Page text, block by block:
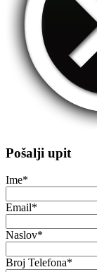
Pošalji upit
Ime*
Email*
Naslov*
Broj Telefona*